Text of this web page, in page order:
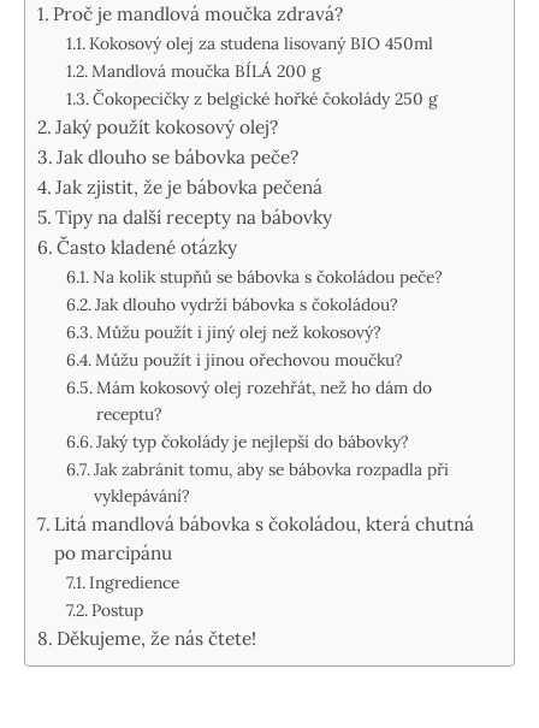
Proč je mandlová moučka zdravá?
Kokosový olej za studena lisovaný BIO 450ml
Mandlová moučka BÍLÁ 200 g
Čokopecičky z belgické hořké čokolády 250 g
Jaký použít kokosový olej?
Jak dlouho se bábovka peče?
Jak zjistit, že je bábovka pečená
Tipy na další recepty na bábovky
Často kladené otázky
Na kolik stupňů se bábovka s čokoládou peče?
Jak dlouho vydrží bábovka s čokoládou?
Můžu použít i jiný olej než kokosový?
Můžu použít i jinou ořechovou moučku?
Mám kokosový olej rozehřát, než ho dám do
receptu?
Jaký typ čokolády je nejlepší do bábovky?
Jak zabránit tomu, aby se bábovka rozpadla při
vyklepávání?
Litá mandlová bábovka s čokoládou, která chutná
po marcipánu
Ingredience
Postup
Děkujeme, že nás čtete!